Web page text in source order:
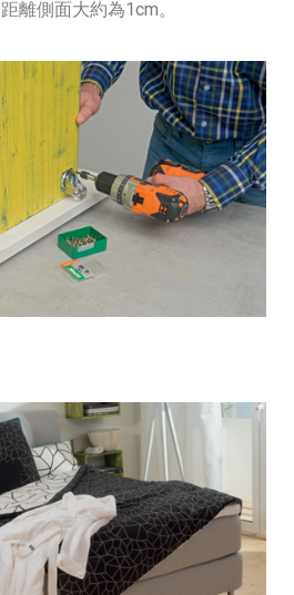
離側面大約為1cm。